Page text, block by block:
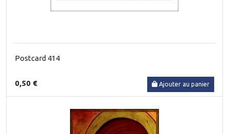
Postcard 414
0,50 € Ajouter au panier